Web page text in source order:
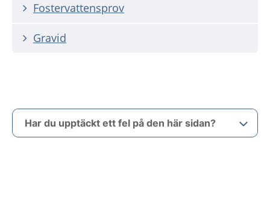
Fostervattensprov
Gravid
Har du upptäckt ett fel på den här sidan?